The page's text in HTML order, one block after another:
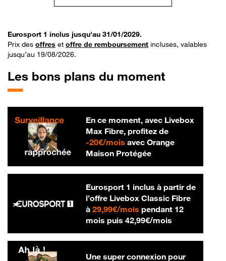
Eurosport 1 inclus jusqu'au 31/01/2029.
Prix des offres et offre de remboursement incluses, valables
jusqu’au 19/08/2026.
Les bons plans du moment
En ce moment, avec Livebox
Max Fibre, profitez de
-20€/mois20 € par mois
avec Orange
Maison Protégée
Eurosport 1 inclus à partir de
l’offre Livebox Classic Fibre
à 29,99€/mois29,99 € par mois
pendant 12
mois puis 42,99€/mois42,99 € par
Une super connexion pour